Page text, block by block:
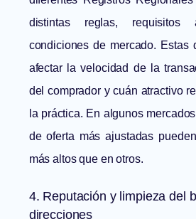
distintas reglas, requisitos
condiciones de mercado. Estas
afectar la velocidad de la
del comprador y cuán atractivo
la práctica. En algunos
de oferta más ajustadas
más altos que en otros.
4. Reputación y limpieza del
direcciones